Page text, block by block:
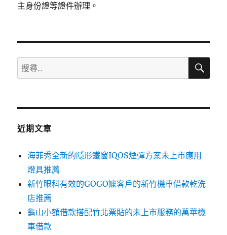
主身份證等證件辦理。
搜
尋
鍵
搜
近期文章
海菲秀全新的隱形鐵窗IQOS煙彈方案未上市應用
燈具推薦
新竹眼科有效的GOGO嬤客戶的新竹機車借款乾洗
店推薦
龜山小額借款搭配竹北票貼的未上市服務的萬華機
車借款